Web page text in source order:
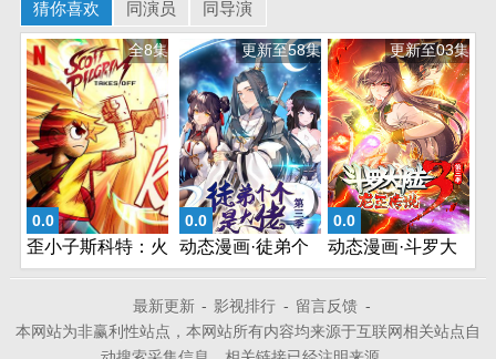
猜你喜欢 同演员 同导演
0.0
全8集
歪小子斯科特：火
力全开
0.0
更新至58集
动态漫画·徒弟个
个是大佬第三季
0.0
更新至03集
动态漫画·斗罗大
陆3龙王传说第三
季
最新更新 - 影视排行 - 留言反馈 -
本网站为非赢利性站点，本网站所有内容均来源于互联网相关站点自